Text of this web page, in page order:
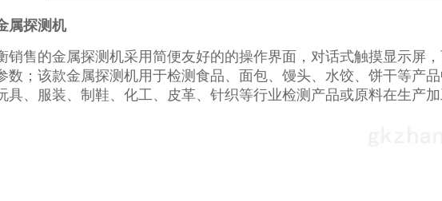
属探测机
销售的金属探测机采用简便友好的的操作界面，对话式触摸显示屏
数；该款金属探测机用于检测食品、面包、馒头、水饺、饼干等产
具、服装、制鞋、化工、皮革、针织等行业检测产品或原料在生产加